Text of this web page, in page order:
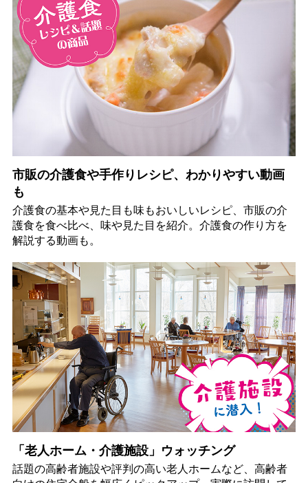
市販の介護食や手作りレシピ、わかりやすい動画
も
介護食の基本や見た目も味もおいしいレシピ、市販の介
護食を食べ比べ、味や見た目を紹介。介護食の作り方を
解説する動画も。
「老人ホーム・介護施設」ウォッチング
話題の高齢者施設や評判の高い老人ホームなど、高齢者